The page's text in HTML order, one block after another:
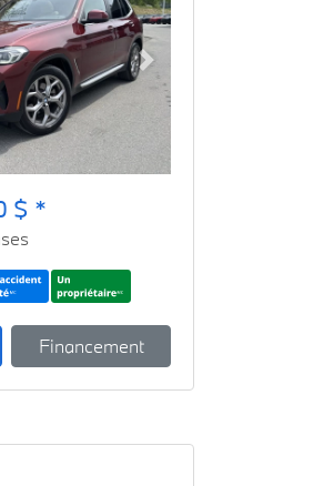
Next
$ *
Financement